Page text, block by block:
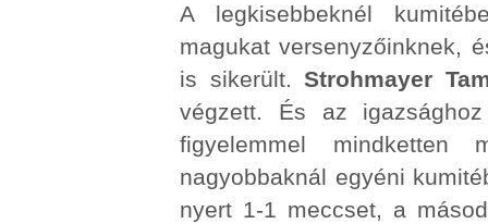
A legkisebbeknél
magukat versenyzőinknek,
is sikerült.Strohmayer
végzett. És az
figyelemmel mindketten
nagyobbaknál egyéni
nyert 1-1 meccset, a